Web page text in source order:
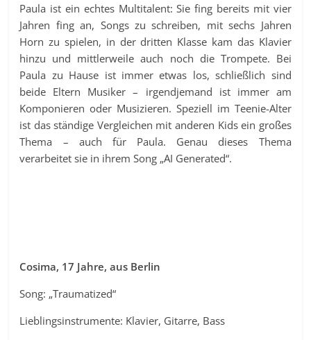
Paula ist ein echtes Multitalent: Sie fing bereits mit vier
Jahren fing an, Songs zu schreiben, mit sechs Jahren
Horn zu spielen, in der dritten Klasse kam das Klavier
hinzu und mittlerweile auch noch die Trompete. Bei
Paula zu Hause ist immer etwas los, schließlich sind
beide Eltern Musiker – irgendjemand ist immer am
Komponieren oder Musizieren. Speziell im Teenie-Alter
ist das ständige Vergleichen mit anderen Kids ein großes
Thema – auch für Paula. Genau dieses Thema
verarbeitet sie in ihrem Song „AI Generated“.
Cosima, 17 Jahre, aus Berlin
Song: „Traumatized“
Lieblingsinstrumente: Klavier, Gitarre, Bass